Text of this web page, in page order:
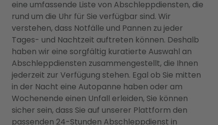
eine umfassende Liste von Abschleppdiensten, die
rund um die Uhr für Sie verfügbar sind. Wir
verstehen, dass Notfälle und Pannen zu jeder
Tages- und Nachtzeit auftreten können. Deshalb
haben wir eine sorgfältig kuratierte Auswahl an
Abschleppdiensten zusammengestellt, die Ihnen
jederzeit zur Verfügung stehen. Egal ob Sie mitten
in der Nacht eine Autopanne haben oder am
Wochenende einen Unfall erleiden, Sie können
sicher sein, dass Sie auf unserer Plattform den
passenden 24-Stunden Abschleppdienst in